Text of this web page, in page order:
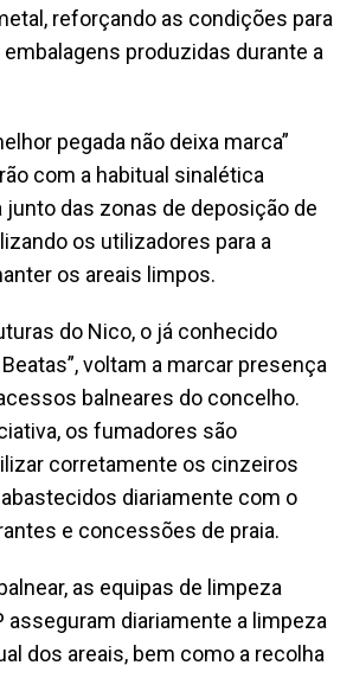
reforçando as condições para
produzidas durante a
pegada não deixa marca”
com a habitual sinalética
junto das zonas de deposição de
os utilizadores para a
os areais limpos.
do Nico, o já conhecido
voltam a marcar presença
balneares do concelho.
os fumadores são
corretamente os cinzeiros
diariamente com o
e concessões de praia.
as equipas de limpeza
asseguram diariamente a limpeza
dos areais, bem como a recolha